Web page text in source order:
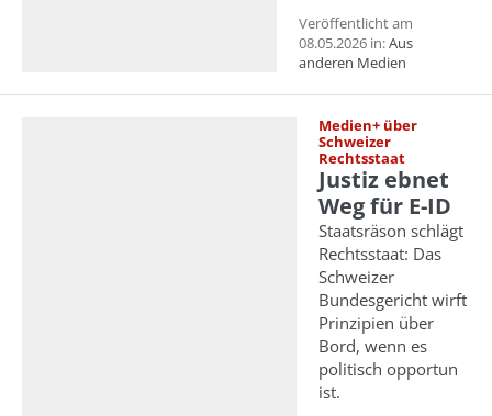
Veröffentlicht am
08.05.2026 in:Aus
anderen Medien
Medien+ über
Schweizer
Rechtsstaat
Justiz ebnet
Weg für E-ID
Staatsräson schlägt
Rechtsstaat: Das
Schweizer
Bundesgericht wirft
Prinzipien über
Bord, wenn es
politisch opportun
ist.